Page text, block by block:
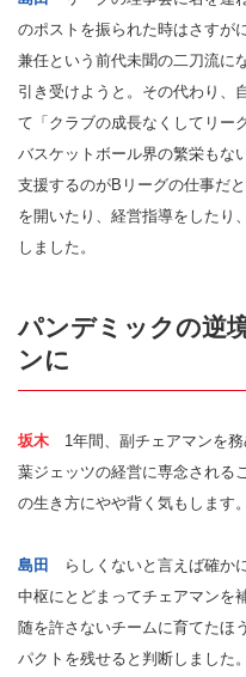
のポストを振られた時はさすが
兼任という前代未聞の二刀流に
引き受けようと。その代わり、
て「クラブの成長なくしてリー
バスケットボール界の繁栄もな
支援するのがBリーグの仕事だ
を開いたり、経営指導をしたり
しました。
パンデミックの逆
ンに
坂木 1年間、副チェアマンを
葉ジェッツの経営に専念される
の生き方にやや背く気もします。
島田
らしくないと言えば確か
中枢にとどまってチェアマンを
随を許さないチームに育てたほ
パクトを残せると判断しました